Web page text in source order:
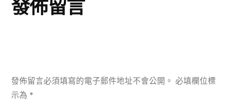
發佈留言
發佈留言必須填寫的電子郵件地址不會公開。 必填欄位標
示為 *